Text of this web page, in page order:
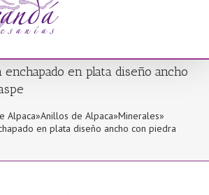
enchapado en plata diseño ancho
Alpaca»Anillos de Alpaca»Minerales»
en plata diseño ancho con piedra